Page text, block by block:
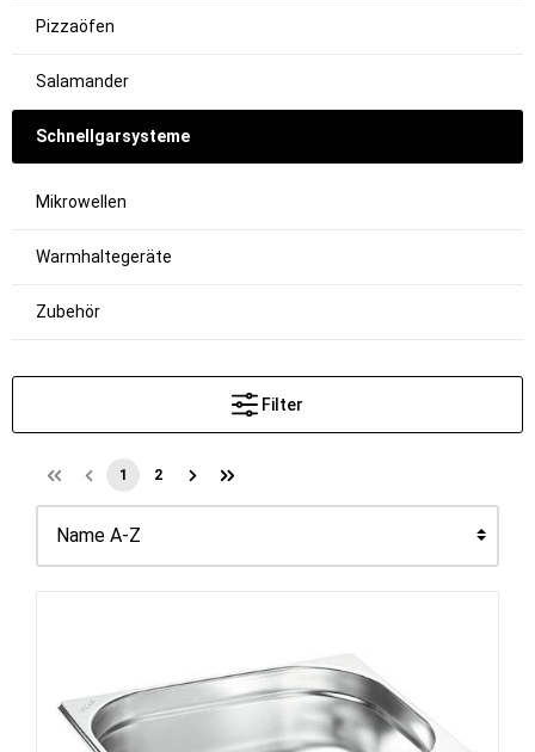
Pizzaöfen
Salamander
Schnellgarsysteme
Mikrowellen
Warmhaltegeräte
Zubehör
Filter
1 2